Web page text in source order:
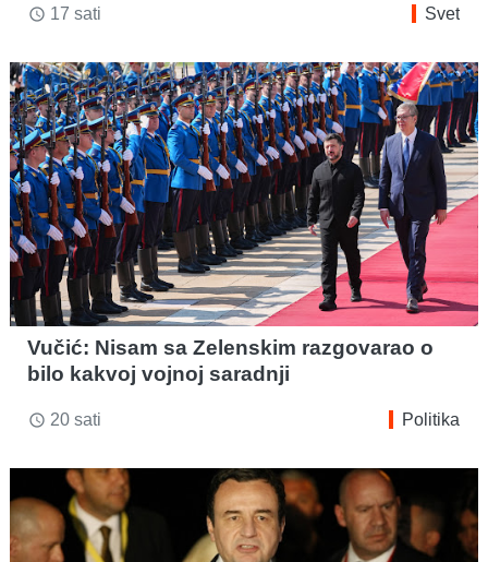
access_time 17 sati Svet
Vučić: Nisam sa Zelenskim razgovarao o
bilo kakvoj vojnoj saradnji
access_time 20 sati Politika